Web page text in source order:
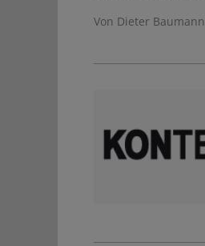
Von Dieter Baumann